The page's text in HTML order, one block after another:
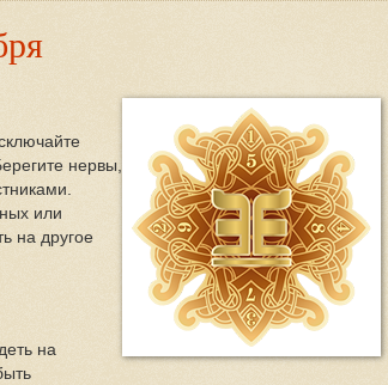
нервы,
или
на другое
на